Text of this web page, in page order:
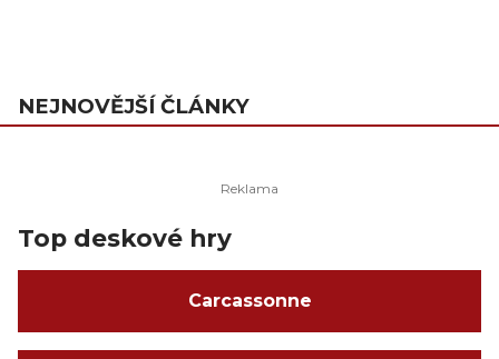
NEJNOVĚJŠÍ ČLÁNKY
Top deskové hry
Carcassonne